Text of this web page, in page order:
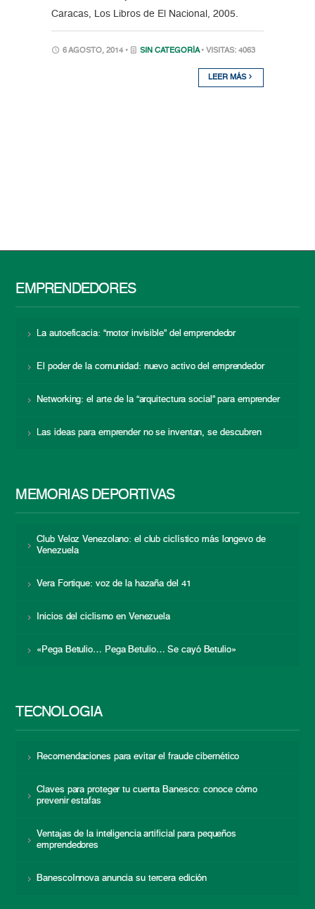
Caracas, Los Libros de El Nacional, 2005.
6 AGOSTO, 2014 • SIN CATEGORÍA • VISITAS: 4063
LEER MÁS
EMPRENDEDORES
La autoeficacia: “motor invisible” del emprendedor
El poder de la comunidad: nuevo activo del emprendedor
Networking: el arte de la “arquitectura social” para emprender
Las ideas para emprender no se inventan, se descubren
MEMORIAS DEPORTIVAS
Club Veloz Venezolano: el club ciclístico más longevo de
Venezuela
Vera Fortique: voz de la hazaña del 41
Inicios del ciclismo en Venezuela
«Pega Betulio… Pega Betulio… Se cayó Betulio»
TECNOLOGÍA
Recomendaciones para evitar el fraude cibernético
Claves para proteger tu cuenta Banesco: conoce cómo
prevenir estafas
Ventajas de la inteligencia artificial para pequeños
emprendedores
BanescoInnova anuncia su tercera edición